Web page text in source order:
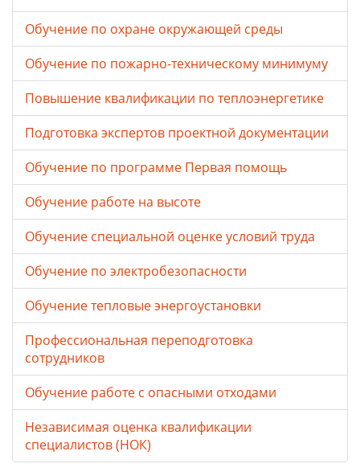
Обучение по охране окружающей среды
Обучение по пожарно-техническому минимуму
Повышение квалификации по теплоэнергетике
Подготовка экспертов проектной документации
Обучение по программе Первая помощь
Обучение работе на высоте
Обучение специальной оценке условий труда
Обучение по электробезопасности
Обучение тепловые энергоустановки
Профессиональная переподготовка
сотрудников
Обучение работе с опасными отходами
Независимая оценка квалификации
специалистов (НОК)